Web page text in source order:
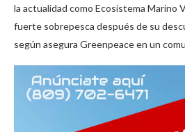
la actualidad como Ecosistema Marino
fuerte sobrepesca después de su
según asegura Greenpeace en un